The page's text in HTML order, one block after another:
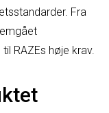
Fra
RAZEs høje krav.